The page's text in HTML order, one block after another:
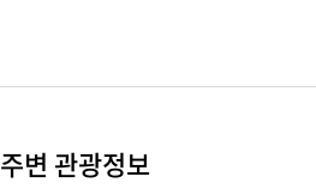
주변 관광정보